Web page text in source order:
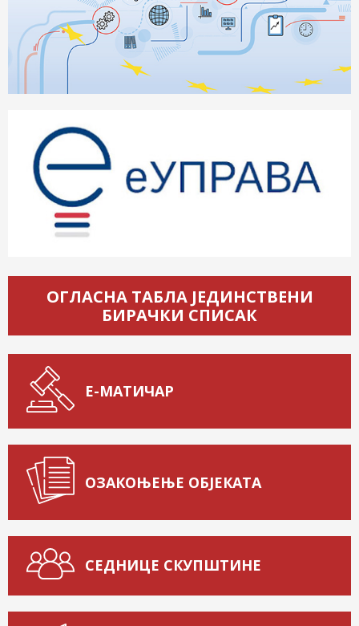
ОГЛАСНА ТАБЛА ЈЕДИНСТВЕНИ
БИРАЧКИ СПИСАК
Е-МАТИЧАР
ОЗАКОЊЕЊЕ ОБЈЕКАТА
СЕДНИЦЕ СКУПШТИНЕ